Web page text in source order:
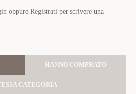
oppure Registrati per scrivere una
HANNO COMPRATO
CATEGORIA